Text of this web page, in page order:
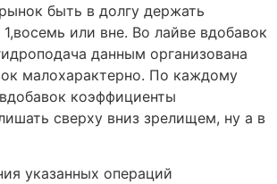
быть в долгу держать
или вне. Во лайве вдобавок
данным организована
малохарактерно. По каждому
коэффициенты
сверху вниз зрелищем, ну а в
указанных операций